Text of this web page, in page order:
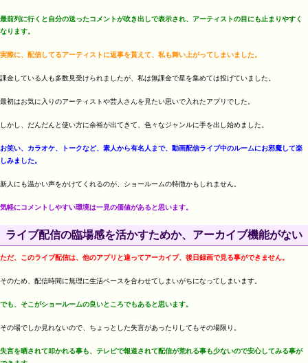
最前列に行くと自分の送ったコメントが吹き出しで表示され、アーティストの目にも止まりやすく
なります。
実際に、配信してるアーティストに返事を貰えて、私も舞い上がってしまいました。
課金している人も多数見受けられましたが、私は無課金で星を集めては投げていました。
最初はお気に入りのアーティストや芸人さんを見たい思いで入れたアプリでした。
しかし、だんだんと使い方に余裕が出てきて、色々なジャンルに手を出し始めました。
お笑い、カラオケ、トークなど、素人から有名人まで、動画配信ライブ中のルームにお邪魔して楽
しみました。
新人にも温かい声をかけてくれるのが、ショールームの特徴かもしれません。
気軽にコメントしやすい環境は一見の価値があると思います。
ライブ配信の臨場感を活かすためか、アーカイブ機能がない
ただ、このライブ配信は、他のアプリと違ってアーカイプ、後日録画で見る事ができません。
そのため、配信時間に無理に生活ペースを合わせてしまいがちになってしまいます。
でも、そこがショールームの良いところでもあると思います。
その場でしか見れないので、ちょっとした失言があったりしてもその場限り。
失言を晒されて叩かれる事も、テレビで報道されて配信が荒れる事も少ないので安心してみる事が